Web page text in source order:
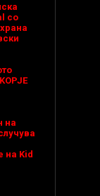
со
на
на Kid